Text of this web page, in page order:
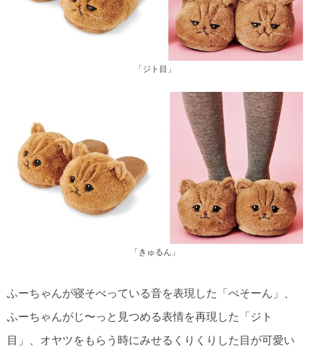
「ジト目」
「きゅるん」
ふーちゃんが寝そべっている音を表現した「ぺそーん」、
ふーちゃんがじ〜っと見つめる表情を再現した「ジト
目」、オヤツをもらう時にみせるくりくりした目が可愛い